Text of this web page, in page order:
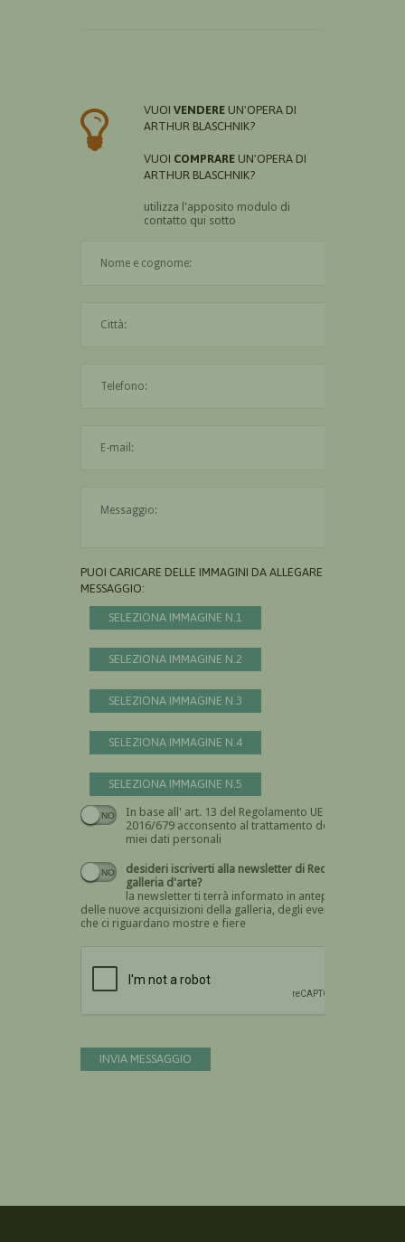
VUOI VENDERE UN'OPERA DI
ARTHUR BLASCHNIK?
VUOI COMPRARE UN'OPERA DI
ARTHUR BLASCHNIK?
utilizza l'apposito modulo di
contatto qui sotto
PUOI CARICARE DELLE IMMAGINI DA ALLEGARE AL
MESSAGGIO:
SELEZIONA IMMAGINE N.1
SELEZIONA IMMAGINE N.2
SELEZIONA IMMAGINE N.3
SELEZIONA IMMAGINE N.4
SELEZIONA IMMAGINE N.5
In base all' art. 13 del Regolamento UE n.
2016/679 acconsento al trattamento dei
miei dati personali
Devi dare il consenso
desideri iscriverti alla newsletter di Recta
galleria d'arte?
la newsletter ti terrà informato in anteprima
delle nuove acquisizioni della galleria, degli eventi
che ci riguardano mostre e fiere
INVIA MESSAGGIO